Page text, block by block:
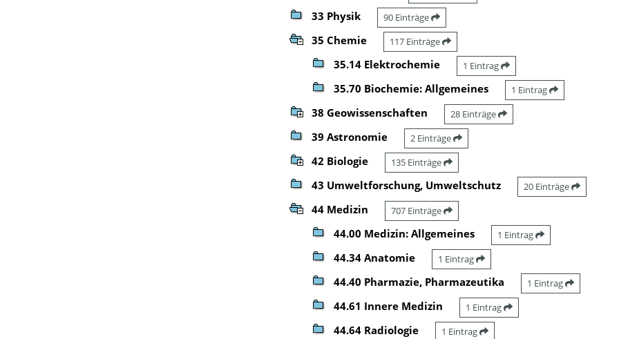
33 Physik 90 Einträge
35 Chemie 117 Einträge
35.14 Elektrochemie 1 Eintrag
35.70 Biochemie: Allgemeines 1 Eintrag
38 Geowissenschaften 28 Einträge
39 Astronomie 2 Einträge
42 Biologie 135 Einträge
43 Umweltforschung, Umweltschutz 20 Einträge
44 Medizin 707 Einträge
44.00 Medizin: Allgemeines 1 Eintrag
44.34 Anatomie 1 Eintrag
44.40 Pharmazie, Pharmazeutika 1 Eintrag
44.61 Innere Medizin 1 Eintrag
44.64 Radiologie 1 Eintrag